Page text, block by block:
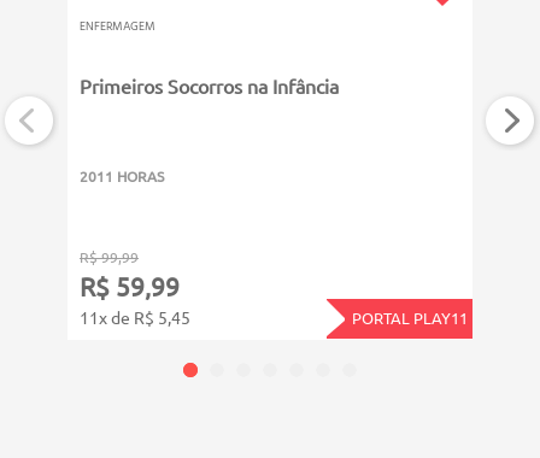
ENFERMAGEM
Primeiros Socorros na Infância
2011 HORAS
R$ 99,99
R$ 59,99
11x de R$ 5,45 PORTAL PLAY11